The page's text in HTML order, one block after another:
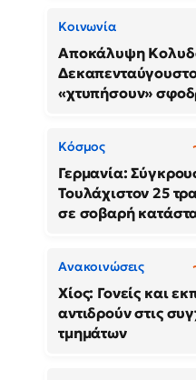
Κοινωνία
Αποκάλυψη
«χτυπήσουν»
Κόσμος
Γερμανία:
Τουλάχιστον 25
σε σοβαρή
Ανακοινώσεις
Χίος: Γονείς και
αντιδρούν στις
τμημάτων